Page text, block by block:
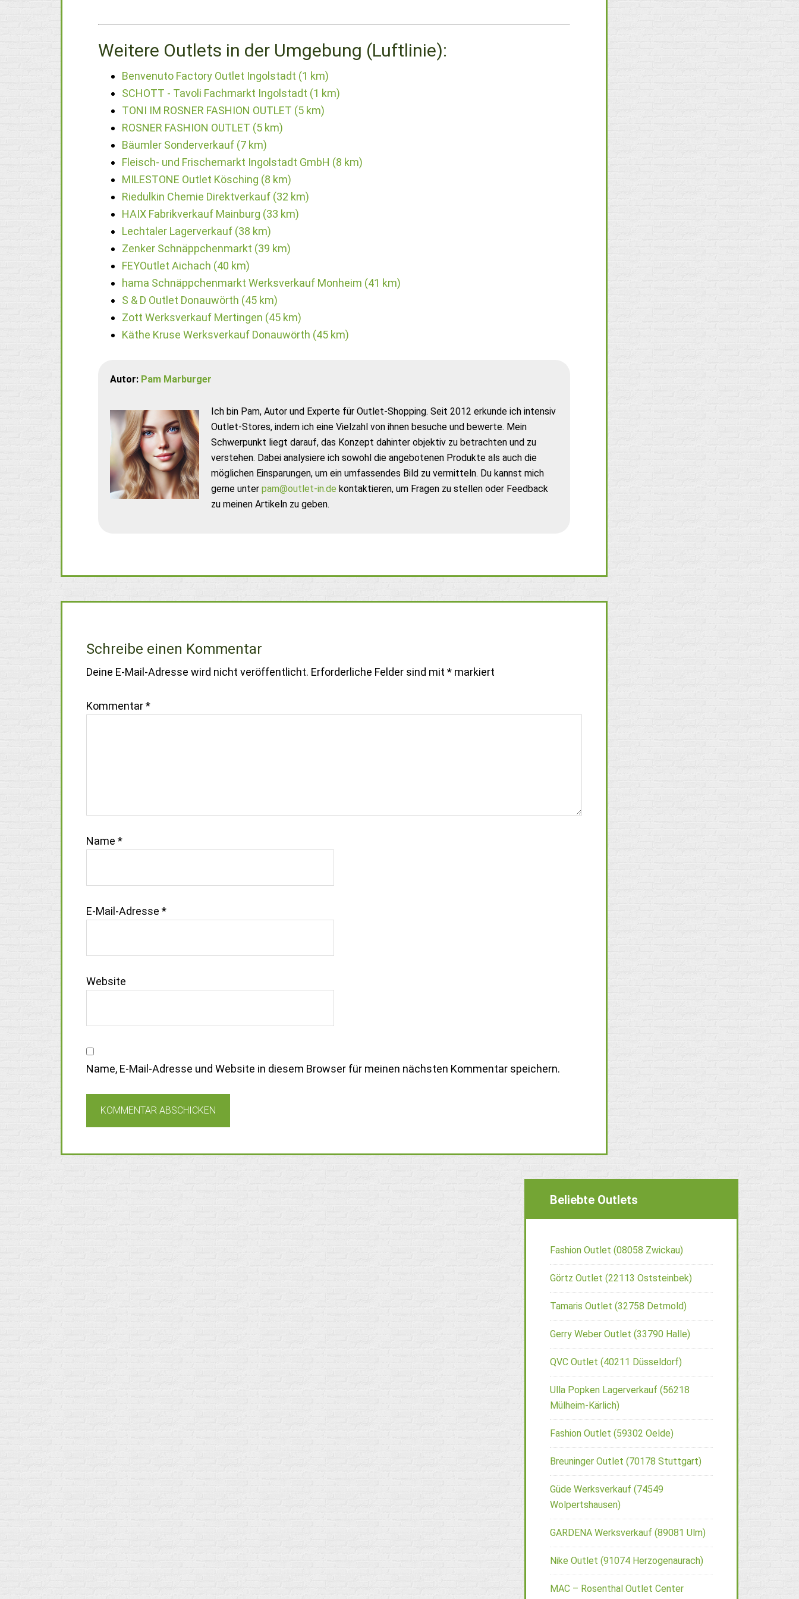
Weitere Outlets in der Umgebung (Luftlinie):
Benvenuto Factory Outlet Ingolstadt (1 km)
SCHOTT - Tavoli Fachmarkt Ingolstadt (1 km)
TONI IM ROSNER FASHION OUTLET (5 km)
ROSNER FASHION OUTLET (5 km)
Bäumler Sonderverkauf (7 km)
Fleisch- und Frischemarkt Ingolstadt GmbH (8 km)
MILESTONE Outlet Kösching (8 km)
Riedulkin Chemie Direktverkauf (32 km)
HAIX Fabrikverkauf Mainburg (33 km)
Lechtaler Lagerverkauf (38 km)
Zenker Schnäppchenmarkt (39 km)
FEYOutlet Aichach (40 km)
hama Schnäppchenmarkt Werksverkauf Monheim (41 km)
S & D Outlet Donauwörth (45 km)
Zott Werksverkauf Mertingen (45 km)
Käthe Kruse Werksverkauf Donauwörth (45 km)
Autor: Pam Marburger
Ich bin Pam, Autor und Experte für Outlet-Shopping. Seit 2012 erkunde ich intensiv
Outlet-Stores, indem ich eine Vielzahl von ihnen besuche und bewerte. Mein
Schwerpunkt liegt darauf, das Konzept dahinter objektiv zu betrachten und zu
verstehen. Dabei analysiere ich sowohl die angebotenen Produkte als auch die
möglichen Einsparungen, um ein umfassendes Bild zu vermitteln. Du kannst mich
gerne unter pam@outlet-in.de kontaktieren, um Fragen zu stellen oder Feedback
zu meinen Artikeln zu geben.
Schreibe einen Kommentar
Deine E-Mail-Adresse wird nicht veröffentlicht. Erforderliche Felder sind mit * markiert
Kommentar*
Name *
E-Mail-Adresse *
Website
Name, E-Mail-Adresse und Website in diesem Browser für meinen nächsten Kommentar speichern.
Beliebte Outlets
Fashion Outlet (08058 Zwickau)
Görtz Outlet (22113 Oststeinbek)
Tamaris Outlet (32758 Detmold)
Gerry Weber Outlet (33790 Halle)
QVC Outlet (40211 Düsseldorf)
Ulla Popken Lagerverkauf (56218
Mülheim-Kärlich)
Fashion Outlet (59302 Oelde)
Breuninger Outlet (70178 Stuttgart)
Güde Werksverkauf (74549
Wolpertshausen)
GARDENA Werksverkauf (89081 Ulm)
Nike Outlet (91074 Herzogenaurach)
MAC – Rosenthal Outlet Center